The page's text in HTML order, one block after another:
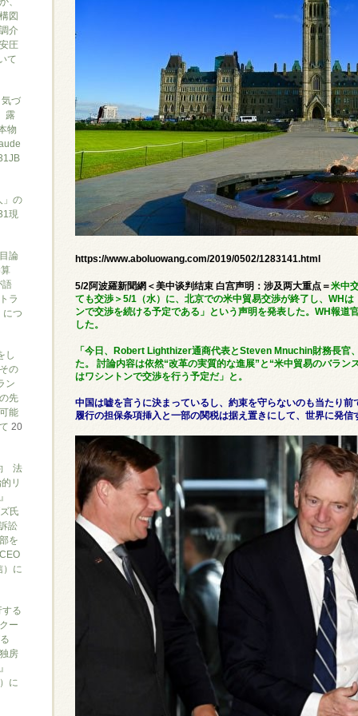
https://www.aboluowang.com/2019/0502/1283141.html
5/2阿波羅新聞網＜美中谈判结束 白宫声明：涉及两大重点＝米中
ても交渉＞5/1（水）に、北京での米中貿易交渉が終了し、WH
ンで交渉を続ける予定である」という声明を発表した。WH報
した。
「今日、Robert Lighthizer通商代表とSteven Mnuchin財務長官
た。 討論内容は依然“改革の実質的な進展”と“米中貿易のバラン
はワシントンで交渉を行う予定だ」と。
中国は嘘を言うに決まっているし、約束を守らないのも当たり
履行の担保条項挿入と一部の関税は据え置きにして、世界に発信
図
介
圧
て
づ
露
物
」の
現
論
語
ラ
つ
し
の
ン
先
能
20
法
リ
氏
訟
を
に
する
ー
房
に